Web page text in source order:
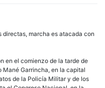
directas, marcha es atacada con
en el comienzo de la tarde de
Garrincha, en la capital
de la Policía Militar y de los